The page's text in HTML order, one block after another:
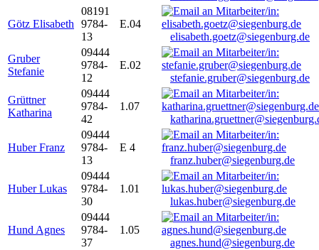
Götz Elisabeth
08191
9784-
13
E.04
elisabeth.goetz@siegenburg.de
Gruber
Stefanie
09444
9784-
12
E.02
stefanie.gruber@siegenburg.de
Grüttner
Katharina
09444
9784-
42
1.07
Huber Franz
09444
9784-
13
E 4
franz.huber@siegenburg.de
Huber Lukas
09444
9784-
30
1.01
lukas.huber@siegenburg.de
Hund Agnes
09444
9784-
37
1.05
agnes.hund@siegenburg.de